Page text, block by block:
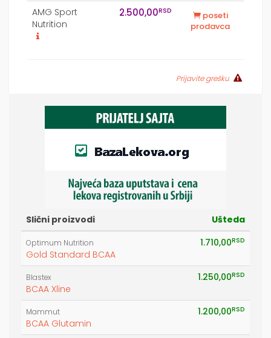
AMG Sport
Nutrition
2.500,00RSD
poseti
prodavca
Prijavite grešku
Slični proizvodi Ušteda
Optimum Nutrition
Gold Standard BCAA
1.710,00RSD
Blastex
BCAA Xline
1.250,00RSD
Mammut
BCAA Glutamin
1.200,00RSD